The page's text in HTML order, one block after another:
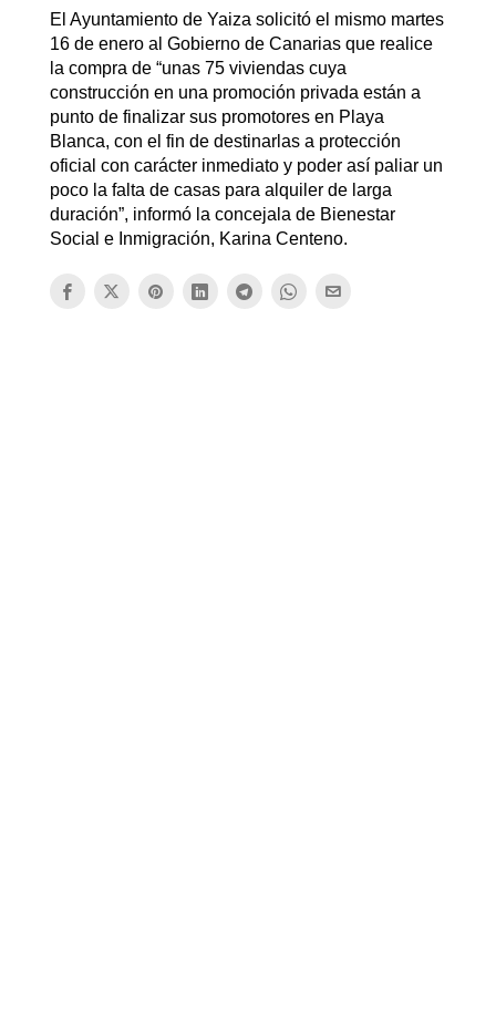
El Ayuntamiento de Yaiza solicitó el mismo martes
16 de enero al Gobierno de Canarias que realice
la compra de “unas 75 viviendas cuya
construcción en una promoción privada están a
punto de finalizar sus promotores en Playa
Blanca, con el fin de destinarlas a protección
oficial con carácter inmediato y poder así paliar un
poco la falta de casas para alquiler de larga
duración”, informó la concejala de Bienestar
Social e Inmigración, Karina Centeno.